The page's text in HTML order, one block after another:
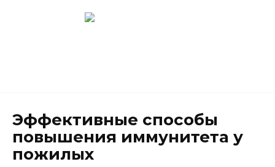
Эффективные способы
повышения иммунитета у
пожилых